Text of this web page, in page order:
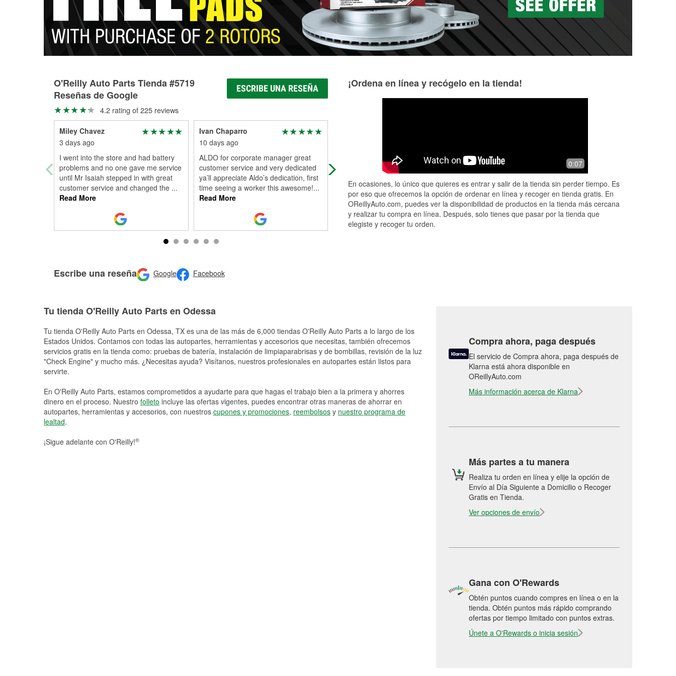
O'Reilly Auto Parts Tienda #5719
Reseñas de Google
ESCRIBE UNA RESEÑA
4.2 rating of 225 reviews
Miley Chavez
3 days ago
I went into the store and had battery
problems and no one gave me service
until Mr Isaiah stepped in with great
customer service and changed the ...
Read More
Ivan Chaparro
10 days ago
ALDO for corporate manager great
customer service and very dedicated
ya’ll appreciate Aldo’s dedication, first
time seeing a worker this awesome!...
Read More
Best service ever, they changed my
battery out for me and when it
Quick and great service
Escribe una reseña Google Facebook
¡Ordena en línea y recógelo en la tienda!
0:07
En ocasiones, lo único que quieres es entrar y salir de la tienda sin perder tiempo. Es
por eso que ofrecemos la opción de ordenar en línea y recoger en tienda gratis. En
OReillyAuto.com, puedes ver la disponibilidad de productos en la tienda más cercana
y realizar tu compra en línea. Después, solo tienes que pasar por la tienda que
elegiste y recoger tu orden.
Tu tienda O'Reilly Auto Parts en Odessa
Tu tienda O'Reilly Auto Parts en Odessa, TX es una de las más de 6,000 tiendas O'Reilly Auto Parts a lo largo de los
Estados Unidos. Contamos con todas las autopartes, herramientas y accesorios que necesitas, también ofrecemos
servicios gratis en la tienda como: pruebas de batería, instalación de limpiaparabrisas y de bombillas, revisión de la luz
"Check Engine" y mucho más. ¿Necesitas ayuda? Visítanos, nuestros profesionales en autopartes están listos para
servirte.
En O'Reilly Auto Parts, estamos comprometidos a ayudarte para que hagas el trabajo bien a la primera y ahorres
dinero en el proceso. Nuestro folleto incluye las ofertas vigentes, puedes encontrar otras maneras de ahorrar en
autopartes, herramientas y accesorios, con nuestros cupones y promociones, reembolsos y nuestro programa de
lealtad.
¡Sigue adelante con O'Reilly!®
Compra ahora, paga después
El servicio de Compra ahora, paga después de
Klarna está ahora disponible en
OReillyAuto.com
Más información acerca de Klarna
Más partes a tu manera
Realiza tu orden en línea y elije la opción de
Envío al Día Siguiente a Domicilio o Recoger
Gratis en Tienda.
Ver opciones de envío
Gana con O'Rewards
Obtén puntos cuando compres en línea o en la
tienda. Obtén puntos más rápido comprando
ofertas por tiempo limitado con puntos extras.
Únete a O'Rewards o inicia sesión